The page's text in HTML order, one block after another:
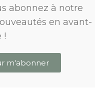
abonnez à notre
en avant-
!
m'abonner